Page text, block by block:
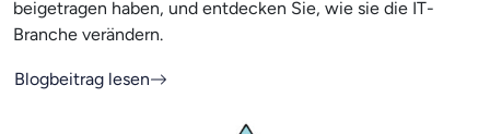
beigetragen haben, und entdecken Sie, wie sie die IT-
Branche verändern.
Blogbeitrag lesen